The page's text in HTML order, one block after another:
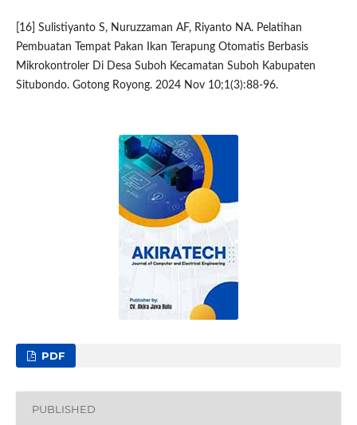
[16] Sulistiyanto S, Nuruzzaman AF, Riyanto NA. Pelatihan
Pembuatan Tempat Pakan Ikan Terapung Otomatis Berbasis
Mikrokontroler Di Desa Suboh Kecamatan Suboh Kabupaten
Situbondo. Gotong Royong. 2024 Nov 10;1(3):88-96.
PDF
PUBLISHED